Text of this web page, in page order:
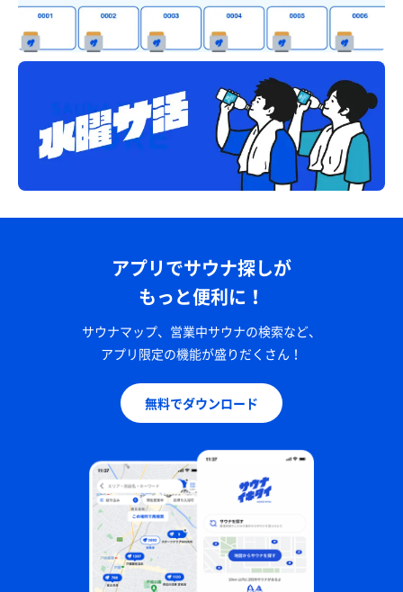
アプリでサウナ探しが
もっと便利に！
サウナマップ、営業中サウナの検索など、
アプリ限定の機能が盛りだくさん！
無料でダウンロード